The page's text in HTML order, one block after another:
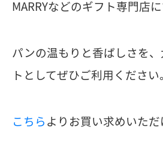
MARRYなどのギフト専門店に
パンの温もりと香ばしさを
トとしてぜひご利用ください。
こちらよりお買い求めいただ